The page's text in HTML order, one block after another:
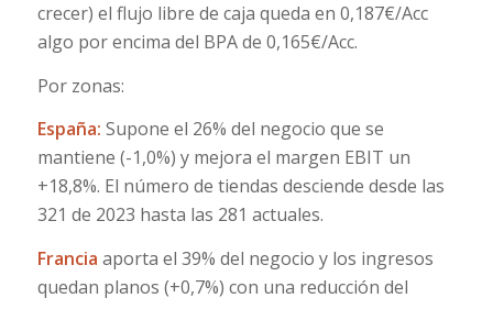
crecer) el flujo libre de caja queda en 0,187€/Acc
algo por encima del BPA de 0,165€/Acc.
Por zonas:
España: Supone el 26% del negocio que se
mantiene (-1,0%) y mejora el margen EBIT un
+18,8%. El número de tiendas desciende desde las
321 de 2023 hasta las 281 actuales.
Francia aporta el 39% del negocio y los ingresos
quedan planos (+0,7%) con una reducción del